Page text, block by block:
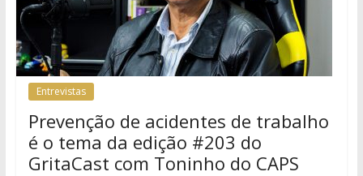
Entrevistas
Prevenção de acidentes de trabalho
é o tema da edição #203 do
GritaCast com Toninho do CAPS